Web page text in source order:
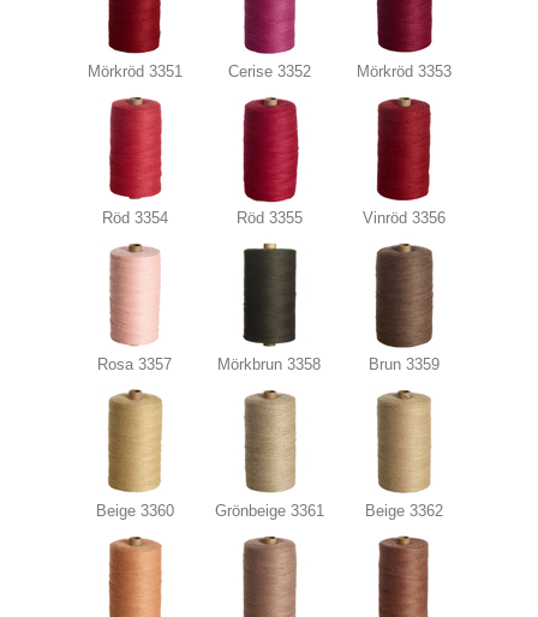
Mörkröd 3351 Cerise 3352 Mörkröd 3353
Röd 3354 Röd 3355 Vinröd 3356
Rosa 3357 Mörkbrun 3358 Brun 3359
Beige 3360 Grönbeige 3361 Beige 3362